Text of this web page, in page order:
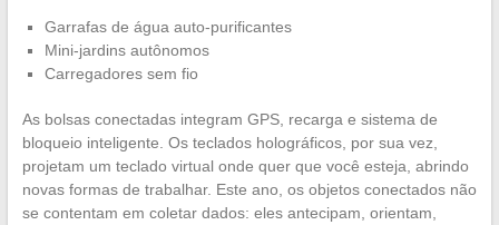
Garrafas de água auto-purificantes
Mini-jardins autônomos
Carregadores sem fio
As bolsas conectadas integram GPS, recarga e sistema de
bloqueio inteligente. Os teclados holográficos, por sua vez,
projetam um teclado virtual onde quer que você esteja, abrindo
novas formas de trabalhar. Este ano, os objetos conectados não
se contentam em coletar dados: eles antecipam, orientam,